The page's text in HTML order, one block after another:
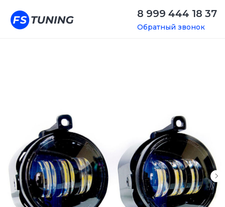
8 999 444 18 37
Обратный звонок